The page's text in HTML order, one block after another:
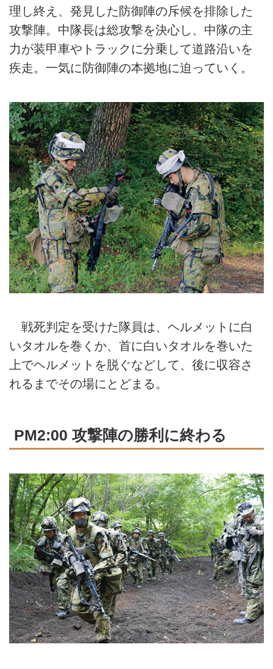
理し終え、発見した防御陣の斥候を排除した
攻撃陣。中隊長は総攻撃を決心し、中隊の主
力が装甲車やトラックに分乗して道路沿いを
疾走。一気に防御陣の本拠地に迫っていく。
戦死判定を受けた隊員は、ヘルメットに白
いタオルを巻くか、首に白いタオルを巻いた
上でヘルメットを脱ぐなどして、後に収容さ
れるまでその場にとどまる。
PM2:00 攻撃陣の勝利に終わる